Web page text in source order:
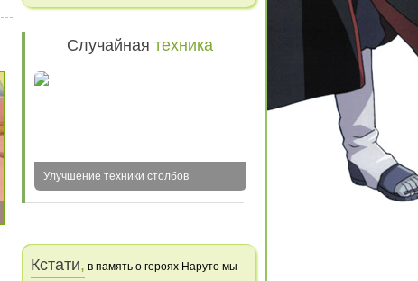
Случайнаятехника
Улучшение техники столбов
Кстати, в память о героях Наруто мы